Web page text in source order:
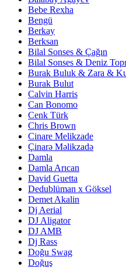
Bebe Rexha
Bengü
Berkay
Berksan
Bilal Sonses & Çağın
Bilal Sonses & Deniz
Burak Buluk & Zara &
Burak Bulut
Calvin Harris
Can Bonomo
Cenk Türk
Chris Brown
Cinare Melikzade
Çinarə Məlikzadə
Damla
Damla Arıcan
David Guetta
Dedublüman x Göksel
Demet Akalin
Dj Aerial
DJ Aligator
DJ AMB
Dj Rass
Doğu Swag
Doğuş